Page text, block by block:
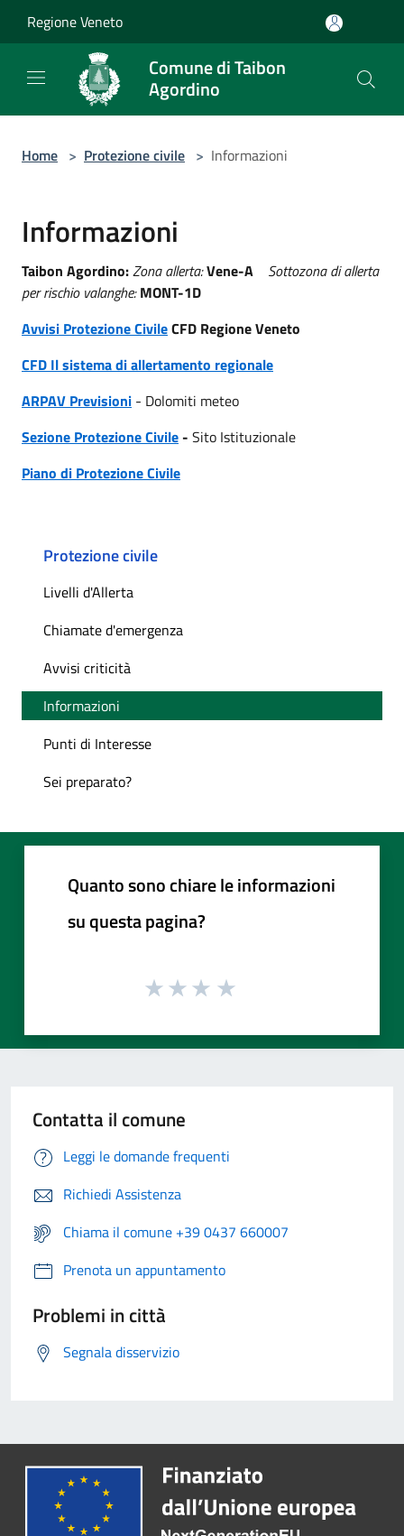
Regione Veneto
Comune di Taibon
Agordino
Home > Protezione civile > Informazioni
Informazioni
Taibon Agordino:Zona allerta:Vene-A
Sottozona di allerta
per rischio valanghe: MONT-1D
Avvisi Protezione CivileCFD Regione Veneto
CFD Il sistema di allertamento regionale
ARPAV Previsioni - Dolomiti meteo
Sezione Protezione Civile- Sito Istituzionale
Piano di Protezione Civile
Protezione civile
Livelli d'Allerta
Chiamate d'emergenza
Avvisi criticità
Informazioni
Punti di Interesse
Sei preparato?
Quanto sono chiare le informazioni
su questa pagina?
Contatta il comune
Leggi le domande frequenti
Richiedi Assistenza
Chiama il comune +39 0437 660007
Prenota un appuntamento
Problemi in città
Segnala disservizio